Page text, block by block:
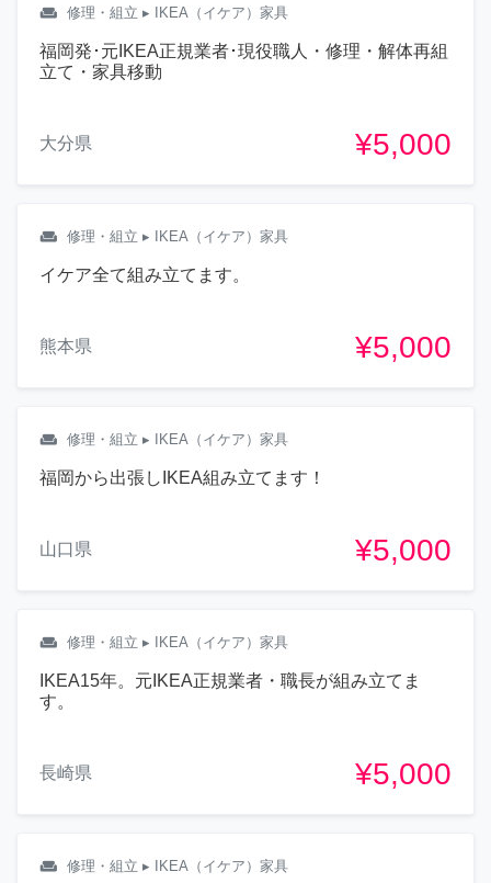
weekend 修理・組立 ▸ IKEA（イケア）家具
福岡発･元IKEA正規業者･現役職人・修理・解体再組
立て・家具移動
大分県 ¥5,000
weekend 修理・組立 ▸ IKEA（イケア）家具
イケア全て組み立てます。
熊本県 ¥5,000
weekend 修理・組立 ▸ IKEA（イケア）家具
福岡から出張しIKEA組み立てます！
山口県 ¥5,000
weekend 修理・組立 ▸ IKEA（イケア）家具
IKEA15年。元IKEA正規業者・職長が組み立てま
す。
長崎県 ¥5,000
weekend 修理・組立 ▸ IKEA（イケア）家具